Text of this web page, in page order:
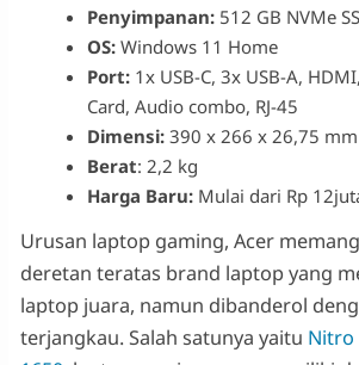
Penyimpanan: 512 GB NVMe
OS:Windows 11 Home
Port: 1x USB-C, 3x USB-A,
Card, Audio combo, RJ-45
Dimensi:390 x 266 x 26,75 mm
Berat: 2,2 kg
Harga Baru:Mulai dari Rp
Urusan laptop gaming, Acer
deretan teratas brand laptop yang
laptop juara, namun dibanderol
terjangkau. Salah satunya yaitu Nitro